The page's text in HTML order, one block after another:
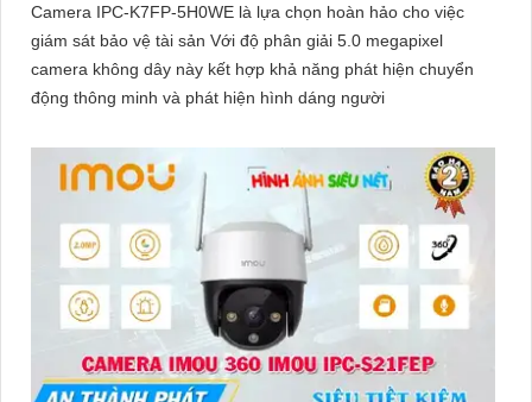
Camera IPC-K7FP-5H0WE là lựa chọn hoàn hảo cho việc
giám sát bảo vệ tài sản Với độ phân giải 5.0 megapixel
camera không dây này kết hợp khả năng phát hiện chuyển
động thông minh và phát hiện hình dáng người